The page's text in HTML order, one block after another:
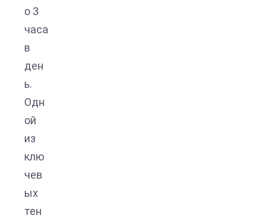
о 3
часа
в
ден
ь.
Одн
ой
из
клю
чев
ых
тен